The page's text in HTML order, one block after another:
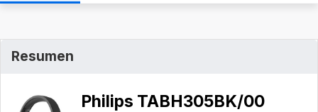
Resumen
Philips ‎TABH305BK/00